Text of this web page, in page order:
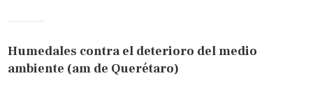
Humedales contra el deterioro del medio
ambiente (am de Querétaro)